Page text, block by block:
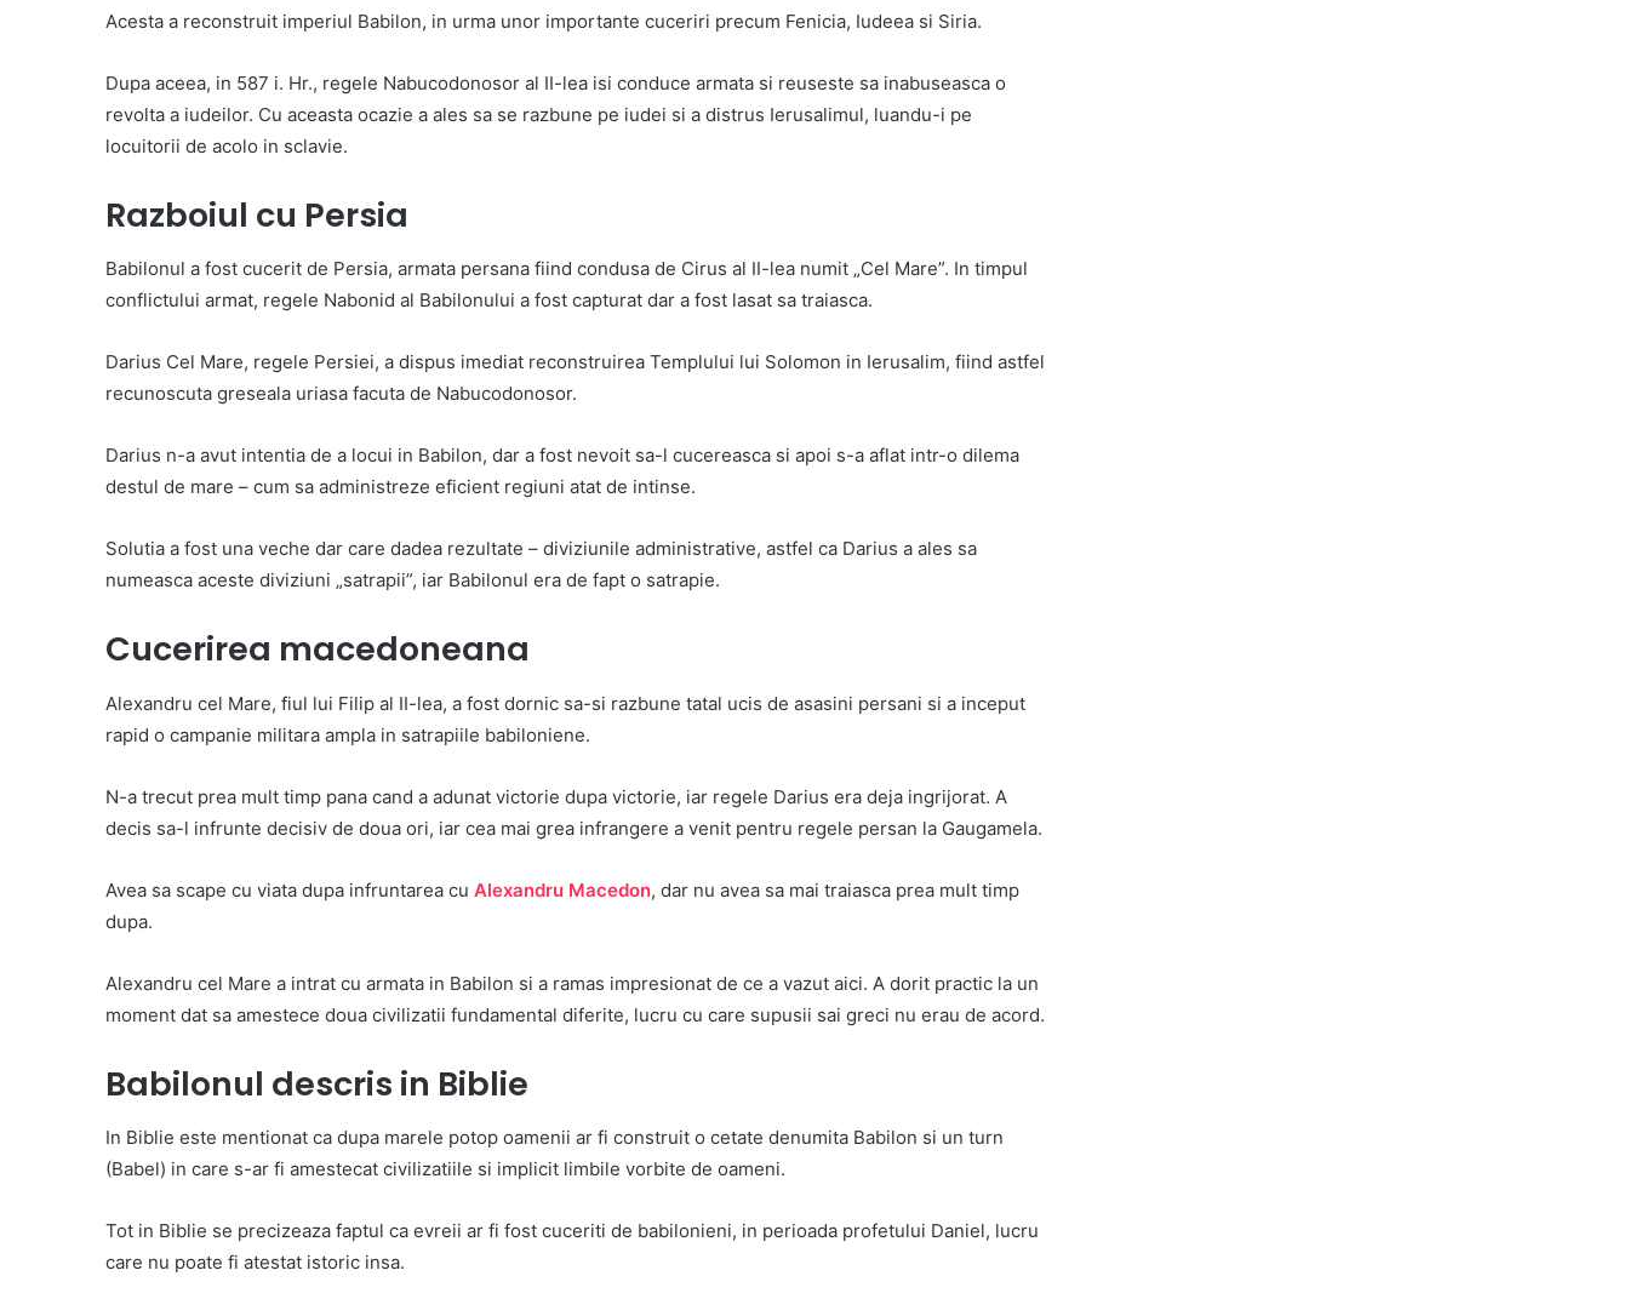
Acesta a reconstruit imperiul Babilon, in urma unor importante cuceriri precum Fenicia, Iudeea si Siria.
Dupa aceea, in 587 i. Hr., regele Nabucodonosor al II-lea isi conduce armata si reuseste sa inabuseasca o
revolta a iudeilor. Cu aceasta ocazie a ales sa se razbune pe iudei si a distrus Ierusalimul, luandu-i pe
locuitorii de acolo in sclavie.
Razboiul cu Persia
Babilonul a fost cucerit de Persia, armata persana fiind condusa de Cirus al II-lea numit „Cel Mare”. In timpul
conflictului armat, regele Nabonid al Babilonului a fost capturat dar a fost lasat sa traiasca.
Darius Cel Mare, regele Persiei, a dispus imediat reconstruirea Templului lui Solomon in Ierusalim, fiind astfel
recunoscuta greseala uriasa facuta de Nabucodonosor.
Darius n-a avut intentia de a locui in Babilon, dar a fost nevoit sa-l cucereasca si apoi s-a aflat intr-o dilema
destul de mare – cum sa administreze eficient regiuni atat de intinse.
Solutia a fost una veche dar care dadea rezultate – diviziunile administrative, astfel ca Darius a ales sa
numeasca aceste diviziuni „satrapii”, iar Babilonul era de fapt o satrapie.
Cucerirea macedoneana
Alexandru cel Mare, fiul lui Filip al II-lea, a fost dornic sa-si razbune tatal ucis de asasini persani si a inceput
rapid o campanie militara ampla in satrapiile babiloniene.
N-a trecut prea mult timp pana cand a adunat victorie dupa victorie, iar regele Darius era deja ingrijorat. A
decis sa-l infrunte decisiv de doua ori, iar cea mai grea infrangere a venit pentru regele persan la Gaugamela.
Avea sa scape cu viata dupa infruntarea cu Alexandru Macedon, dar nu avea sa mai traiasca prea mult timp
dupa.
Alexandru cel Mare a intrat cu armata in Babilon si a ramas impresionat de ce a vazut aici. A dorit practic la un
moment dat sa amestece doua civilizatii fundamental diferite, lucru cu care supusii sai greci nu erau de acord.
Babilonul descris in Biblie
In Biblie este mentionat ca dupa marele potop oamenii ar fi construit o cetate denumita Babilon si un turn
(Babel) in care s-ar fi amestecat civilizatiile si implicit limbile vorbite de oameni.
Tot in Biblie se precizeaza faptul ca evreii ar fi fost cuceriti de babilonieni, in perioada profetului Daniel, lucru
care nu poate fi atestat istoric insa.